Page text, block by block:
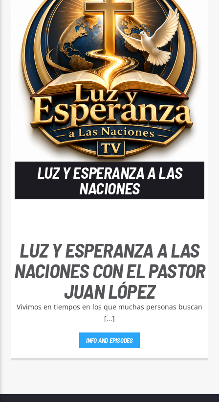
LUZ Y ESPERANZA A LAS
NACIONES
LUZ Y ESPERANZA A LAS
NACIONES CON EL PASTOR
JUAN LÓPEZ
Vivimos en tiempos en los que muchas personas buscan
[...]
INFO AND EPISODES